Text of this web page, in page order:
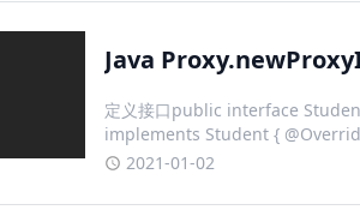
Java
定义接口public interface
implements Student {
2021-01-02